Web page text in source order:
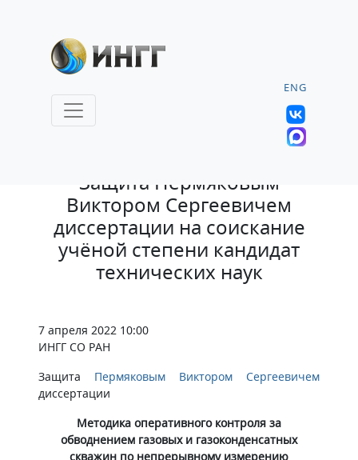
ENG
Защита Пермяковым
Виктором Сергеевичем
диссертации на соискание
учёной степени кандидат
технических наук
7 апреля 2022 10:00
ИНГГ СО РАН
​Защита Пермяковым Виктором Сергеевичем
диссертации
Методика оперативного контроля за
обводнением газовых и газоконденсатных
скважин по непрерывному измерению